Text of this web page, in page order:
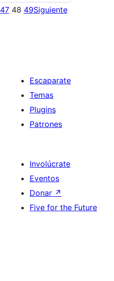
47 48 49Siguiente
Escaparate
Temas
Plugins
Patrones
Involúcrate
Eventos
Donar ↗
Five for the Future